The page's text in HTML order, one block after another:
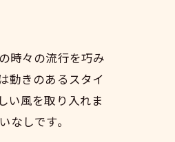
時々の流行を巧み
動きのあるスタイ
い風を取り入れま
しです。